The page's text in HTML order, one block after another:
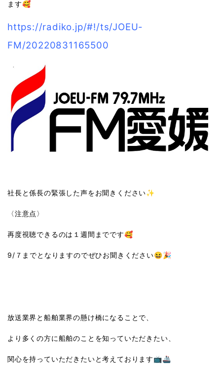
ます🥰
https://radiko.jp/#!/ts/JOEU-
FM/20220831165500
社長と係長の緊張した声をお聞きください✨
〈注意点〉
再度視聴できるのは１週間までです🥰
9/７までとなりますのでぜひお聞きください😆🎉
放送業界と船舶業界の懸け橋になることで、
より多くの方に船舶のことを知っていただきたい、
関心を持っていただきたいと考えております📺🚢